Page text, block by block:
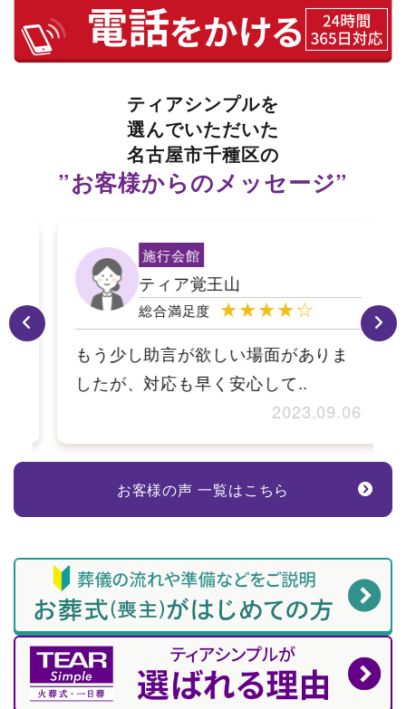
ティアシンプルを
選んでいただいた
名古屋市千種区の
”お客様からのメッセージ”
施行会館
ティア覚王山
総合満足度 ★★★★☆
もう少し助言が欲しい場面がありま
したが、対応も早く安心して..
2023.09.06
お客様の声 一覧はこちら